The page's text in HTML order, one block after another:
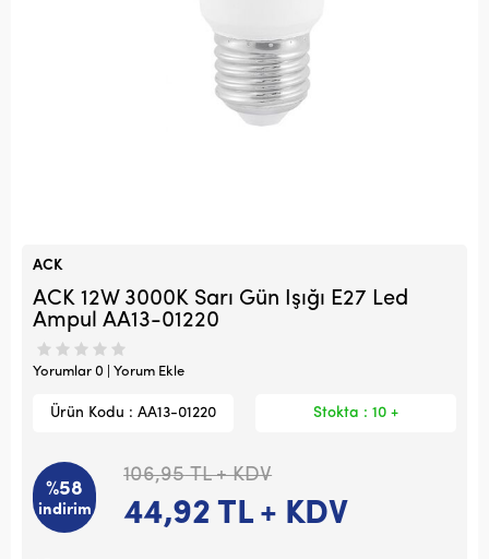
ACK
ACK 12W 3000K Sarı Gün Işığı E27 Led
Ampul AA13-01220
Yorumlar 0 | Yorum Ekle
Ürün Kodu : AA13-01220 Stokta : 10 +
%58
indirim
106,95TL + KDV
44,92TL + KDV